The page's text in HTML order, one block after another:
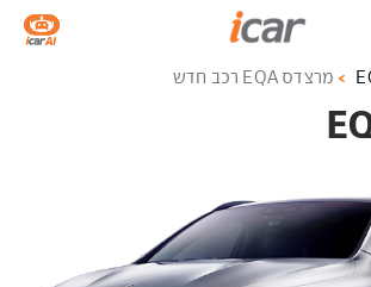
מרצדס EQA רכב חדש